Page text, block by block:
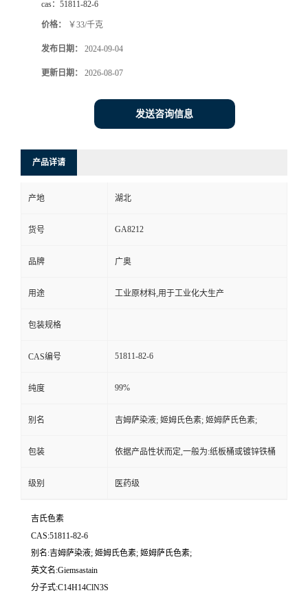
cas： 51811-82-6
价格： ￥33/千克
发布日期： 2024-09-04
更新日期： 2026-08-07
发送咨询信息
产品详请
产地 湖北
货号 GA8212
品牌 广奥
用途 工业原材料,用于工业化大生产
包装规格
CAS编号 51811-82-6
纯度 99%
别名 吉姆萨染液; 姬姆氏色素; 姬姆萨氏色素;
包装 依据产品性状而定,一般为:纸板桶或镀锌铁桶
级别 医药级
吉氏色素
CAS:51811-82-6
别名:吉姆萨染液; 姬姆氏色素; 姬姆萨氏色素;
英文名:Giemsastain
分子式:C14H14ClN3S